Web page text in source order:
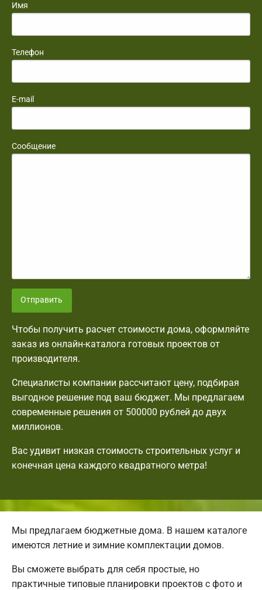
Имя
Телефон
E-mail
Сообщение
Отправить
Чтобы получить расчет стоимости дома, оформляйте
заказ из онлайн-каталога готовых проектов от
производителя.
Специалисты компании рассчитают цену, подбирая
выгодное решение под ваш бюджет. Мы предлагаем
современные решения от 500000 рублей до двух
миллионов.
Вас удивит низкая стоимость строительных услуг и
конечная цена каждого квадратного метра!
Мы предлагаем бюджетные дома. В нашем каталоге
имеются летние и зимние комплектации домов.
Вы сможете выбрать для себя простые, но
практичные типовые планировки проектов с фото и